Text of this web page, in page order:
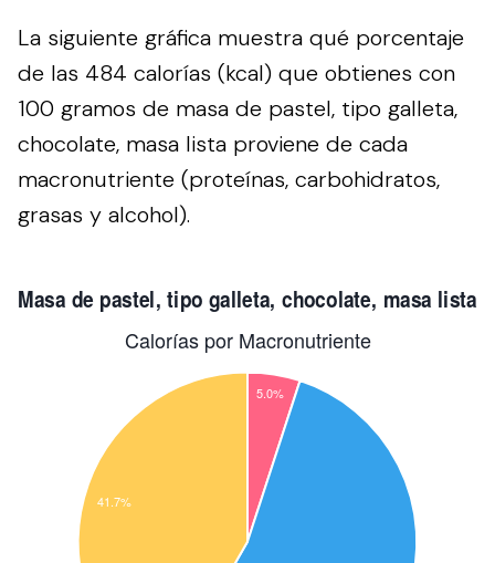
La siguiente gráfica muestra qué porcentaje
de las 484 calorías (kcal) que obtienes con
100 gramos de masa de pastel, tipo galleta,
chocolate, masa lista proviene de cada
macronutriente (proteínas, carbohidratos,
grasas y alcohol).